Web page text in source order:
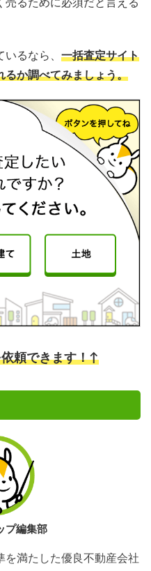
るために必須だと言える
るなら、 一括査定サイト
るか調べてみましょう。
頼できます！↑
プ編集部
を満たした優良不動産会社